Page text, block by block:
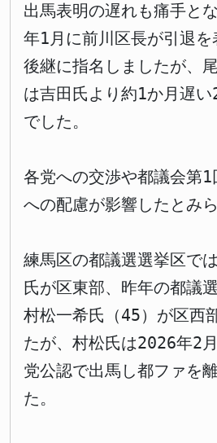
出馬表明の遅れも痛手と
年1月に前川区長が引退を
後継に指名しましたが、
は吉田氏より約1か月遅
でした。
各党への交渉や都議会第
への配慮が影響したとみら
練馬区の都議選選挙区で
氏が区東部、昨年の都議
村松一希氏（45）が区西
たが、村松氏は2026年2
党公認で出馬し都ファを
た。